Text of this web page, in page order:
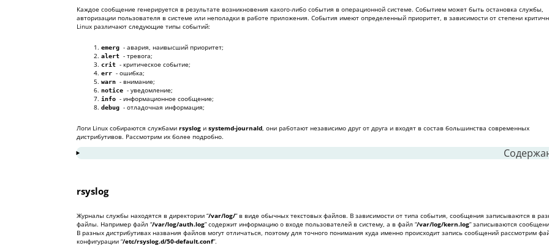
Каждое сообщение генерируется в результате возникновения какого-либо события в операционной системе. Событием может быть остановка службы,
авторизации пользователя в системе или неполадки в работе приложения. События имеют определенный приоритет, в зависимости от степени
Linux различают следующие типы событий:
emerg - авария, наивысший приоритет;
alert - тревога;
crit - критическое событие;
err - ошибка;
warn - внимание;
notice - уведомление;
info - информационное сообщение;
debug - отладочная информация;
Логи Linux собираются службами rsyslogи systemd-journald, они работают независимо друг от друга и входят в состав большинства современных
дистрибутивов. Рассмотрим их более подробно.
2Логи Linux и их ротация
4Открытие бинарных файлов
Свернуть
rsyslog
Журналы службы находятся в директории “/var/log/” в виде обычных текстовых файлов. В зависимости от типа события, сообщения записываются в
файлы. Например файл “/var/log/auth.log” содержит информацию о входе пользователей в систему, а в файл “/var/log/kern.log” записываются
В разных дистрибутивах названия файлов могут отличаться, поэтому для точного понимания куда именно происходит запись сообщений рассмотрим
конфигурации “/etc/rsyslog.d/50-default.conf”.